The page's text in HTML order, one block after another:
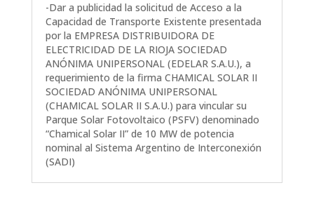
-Dar a publicidad la solicitud de Acceso a la
Capacidad de Transporte Existente presentada
por la EMPRESA DISTRIBUIDORA DE
ELECTRICIDAD DE LA RIOJA SOCIEDAD
ANÓNIMA UNIPERSONAL (EDELAR S.A.U.), a
requerimiento de la firma CHAMICAL SOLAR II
SOCIEDAD ANÓNIMA UNIPERSONAL
(CHAMICAL SOLAR II S.A.U.) para vincular su
Parque Solar Fotovoltaico (PSFV) denominado
“Chamical Solar II” de 10 MW de potencia
nominal al Sistema Argentino de Interconexión
(SADI)